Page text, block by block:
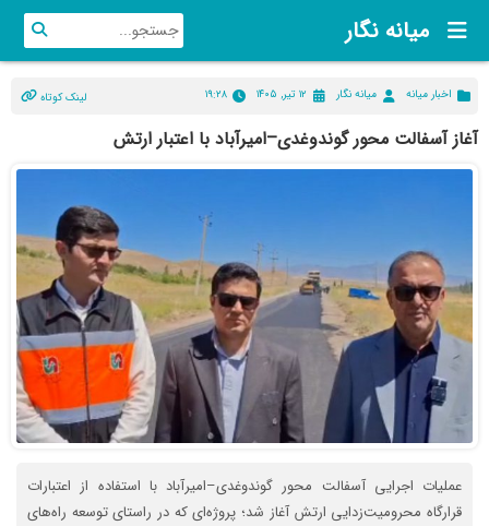
میانه نگار
اخبار میانه میانه نگار ۱۲ تیر, ۱۴۰۵ ۱۹:۲۸ لینک کوتاه
آغاز آسفالت محور گوندوغدی–امیرآباد با اعتبار ارتش
عملیات اجرایی آسفالت محور گوندوغدی–امیرآباد با استفاده از اعتبارات
قرارگاه محرومیت‌زدایی ارتش آغاز شد؛ پروژه‌ای که در راستای توسعه راه‌های